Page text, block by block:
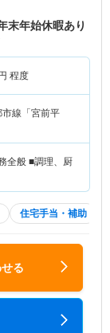
末年始休暇あり
程度
線「宮前平
全般 ■調理、厨
住宅手当・補助
る